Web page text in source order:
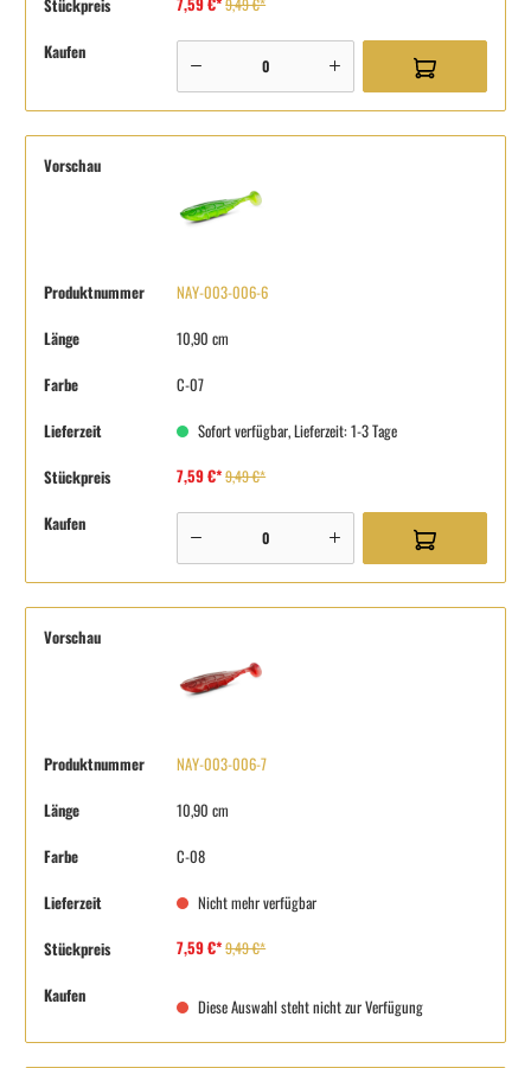
Stückpreis 9,49 €*
Kaufen
Vorschau
Produktnummer NAY-003-006-6
Länge 10,90 cm
Farbe C-07
Lieferzeit Sofort verfügbar, Lieferzeit: 1-3 Tage
Stückpreis 7,59 €*9,49 €*
Kaufen
Vorschau
Produktnummer NAY-003-006-7
Länge 10,90 cm
Farbe C-08
Lieferzeit Nicht mehr verfügbar
Stückpreis 7,59 €*9,49 €*
Kaufen
Diese Auswahl steht nicht zur Verfügung